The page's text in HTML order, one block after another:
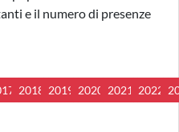
e il numero di presenze
2018 2019 2020 2021 2022